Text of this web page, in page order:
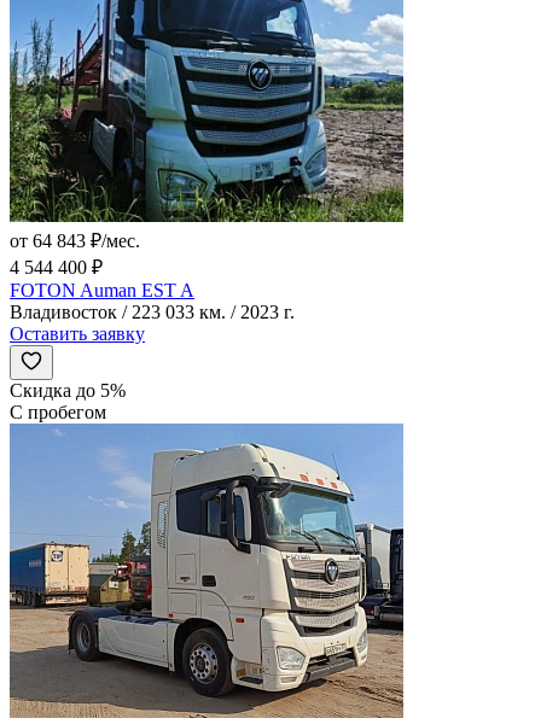
от 64 843 ₽/мес.
4 544 400 ₽
FOTON Auman EST A
Владивосток / 223 033 км. / 2023 г.
Оставить заявку
Скидка до 5%
С пробегом